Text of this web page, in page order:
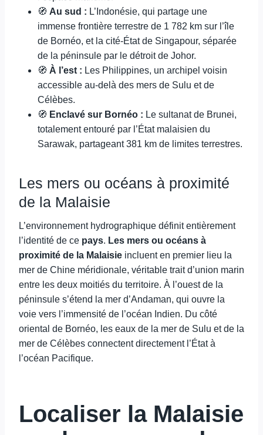
🧭 Au sud : L’Indonésie, qui partage une
immense frontière terrestre de 1 782 km sur l’île
de Bornéo, et la cité-État de Singapour, séparée
de la péninsule par le détroit de Johor.
🧭 À l’est : Les Philippines, un archipel voisin
accessible au-delà des mers de Sulu et de
Célèbes.
🧭 Enclavé sur Bornéo : Le sultanat de Brunei,
totalement entouré par l’État malaisien du
Sarawak, partageant 381 km de limites terrestres.
Les mers ou océans à proximité
de la Malaisie
L’environnement hydrographique définit entièrement
l’identité de ce pays. Les mers ou océans à
proximité de la Malaisie incluent en premier lieu la
mer de Chine méridionale, véritable trait d’union marin
entre les deux moitiés du territoire. À l’ouest de la
péninsule s’étend la mer d’Andaman, qui ouvre la
voie vers l’immensité de l’océan Indien. Du côté
oriental de Bornéo, les eaux de la mer de Sulu et de la
mer de Célèbes connectent directement l’État à
l’océan Pacifique.
Localiser la Malaisie